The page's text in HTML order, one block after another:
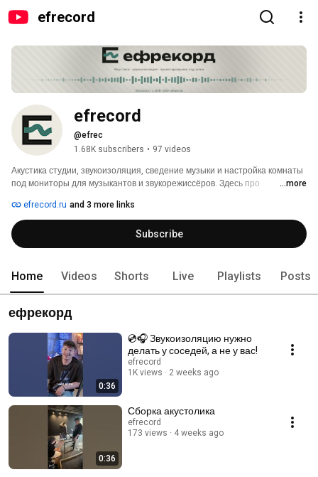
efrecord
efrecord
@efrec
1.68K subscribers • 97 videos
Акустика студии, звукоизоляция, сведение музыки и настройка комнаты
под мониторы для музыкантов и звукорежиссёров. Здесь про
решения для домашних и профессиональных студий.
...more
efrecord.ru and 3 more links
Subscribe
Home Videos Shorts Live Playlists Posts
ефрекорд
0:36
💿🎧 Звукоизоляцию нужно
делать у соседей, а не у вас!
efrecord
1K views
2 weeks ago
0:36
Сборка акустолика
efrecord
173 views
4 weeks ago